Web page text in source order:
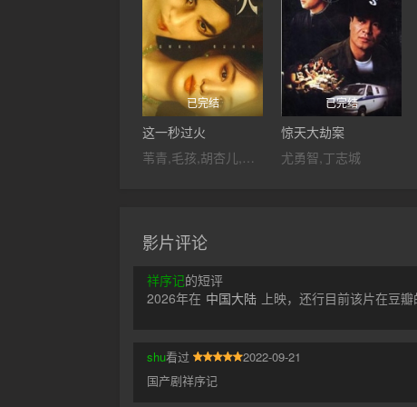
已完结
这一秒过火
苇青,毛孩,胡杏儿,张弓,吴莫愁,沙宝亮,王楚然,付辛博,斓曦,金俊秀,康可人,刘令姿,张凌赫,陈欣予,鹿骐,徐振轩,陈东阳,鹤秋,黄博远,王籽苏
已完结
惊天大劫案
尤勇智,丁志城
影片评论
祥序记的短评
2026年在 中国大陆 上映，还行目前该片在豆
shu看过
2022-09-21
国产剧祥序记